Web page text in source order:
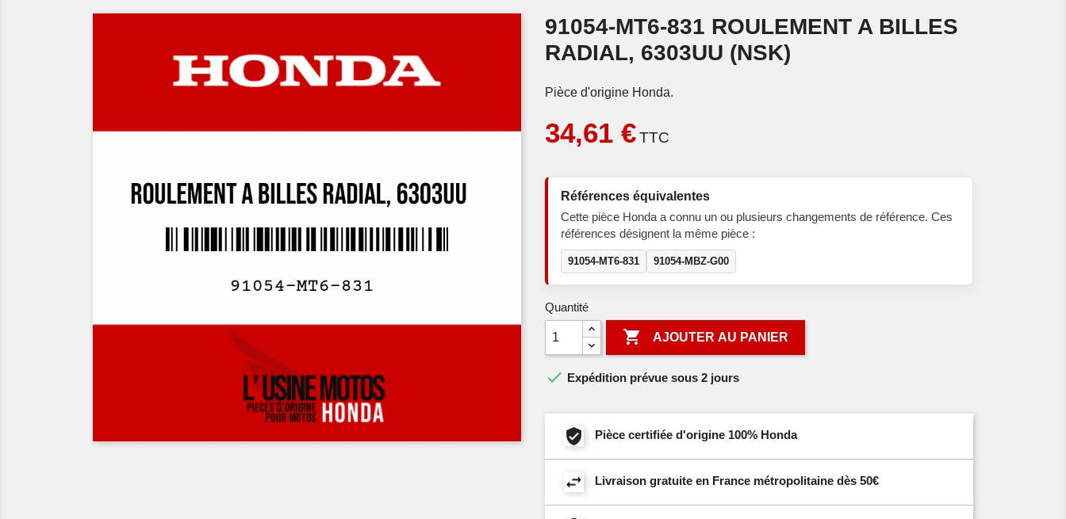
91054-MT6-831 ROULEMENT A BILLES
RADIAL, 6303UU (NSK)
Pièce d'origine Honda.
34,61 €TTC
Références équivalentes
Cette pièce Honda a connu un ou plusieurs changements de référence. Ces
références désignent la même pièce :
91054-MT6-831 91054-MBZ-G00
Quantité
 AJOUTER AU PANIER
 Expédition prévue sous 2 jours
Pièce certifiée d'origine 100% Honda
Livraison gratuite en France métropolitaine dès 50€